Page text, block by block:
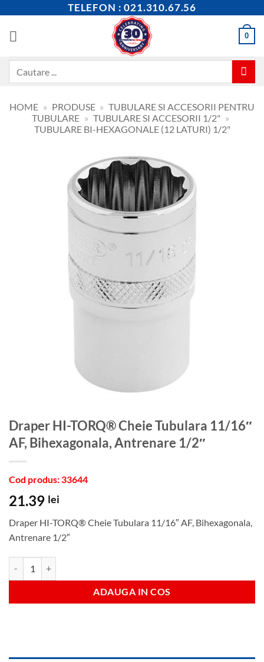
content
TELEFON : 021.310.67.56
0
HOME » PRODUSE » TUBULARE SI ACCESORII PENTRU
TUBULARE » TUBULARE SI ACCESORII 1/2" »
TUBULARE BI-HEXAGONALE (12 LATURI) 1/2"
Draper HI-TORQ® Cheie Tubulara 11/16″
AF, Bihexagonala, Antrenare 1/2″
Cod produs: 33644
21.39 lei
Draper HI-TORQ® Cheie Tubulara 11/16″ AF, Bihexagonala,
Antrenare 1/2″
ADAUGA IN COS